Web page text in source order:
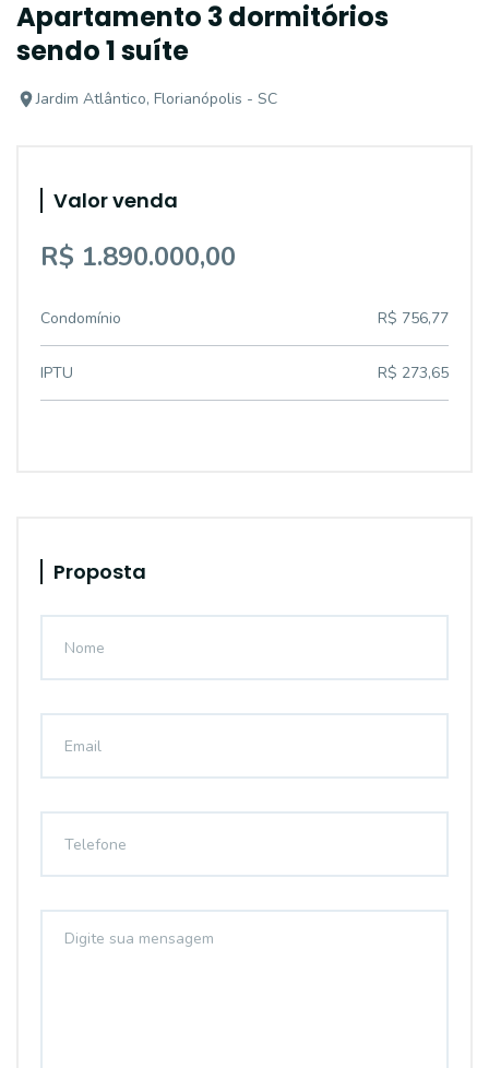
Apartamento 3 dormitórios
sendo 1 suíte
Jardim Atlântico, Florianópolis - SC
Valor venda
R$ 1.890.000,00
Condomínio R$ 756,77
IPTU R$ 273,65
Proposta